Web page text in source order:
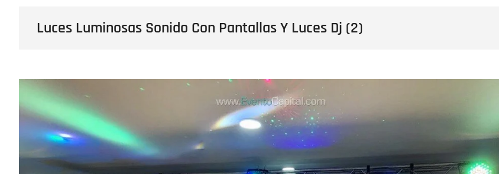
Luces Luminosas Sonido Con Pantallas Y Luces Dj (2)